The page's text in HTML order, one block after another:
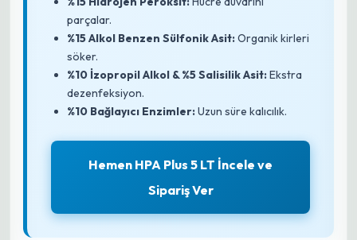
parçalar.
%15 Alkol Benzen Sülfonik Asit:Organik kirleri
söker.
%10 İzopropil Alkol & %5 Salisilik Asit:Ekstra
dezenfeksiyon.
%10 Bağlayıcı Enzimler:Uzun süre kalıcılık.
Hemen HPA Plus 5 LT İncele ve
Sipariş Ver